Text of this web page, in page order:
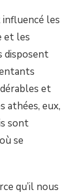
influencé les
et les
disposent
et
athées, eux,
sont
se
qu’il nous